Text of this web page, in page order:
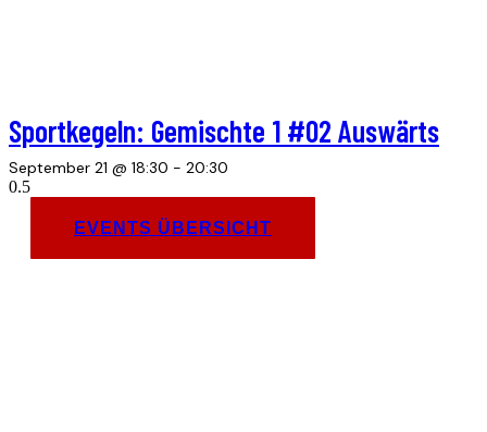
Sportkegeln: Gemischte 1 #02 Auswärts
September 21 @ 18:30 - 20:30
EVENTS ÜBERSICHT